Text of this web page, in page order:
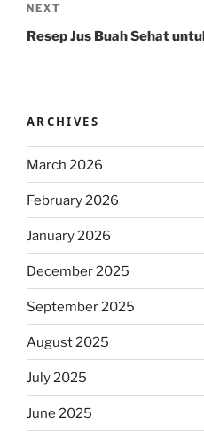
Next
Post
NEXT
Resep Jus Buah Sehat
ARCHIVES
March 2026
February 2026
January 2026
December 2025
September 2025
August 2025
July 2025
June 2025